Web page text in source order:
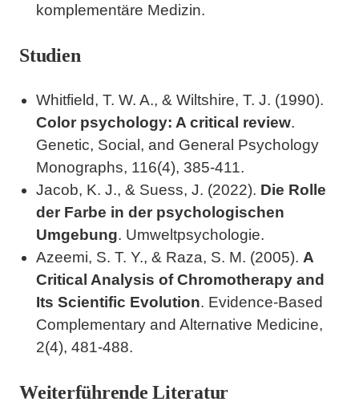
komplementäre Medizin.
Studien
Whitfield, T. W. A., & Wiltshire, T. J. (1990).
Color psychology: A critical review.
Genetic, Social, and General Psychology
Monographs, 116(4), 385-411.
Jacob, K. J., & Suess, J. (2022). Die Rolle
der Farbe in der psychologischen
Umgebung. Umweltpsychologie.
Azeemi, S. T. Y., & Raza, S. M. (2005). A
Critical Analysis of Chromotherapy and
Its Scientific Evolution. Evidence-Based
Complementary and Alternative Medicine,
2(4), 481-488.
Weiterführende Literatur